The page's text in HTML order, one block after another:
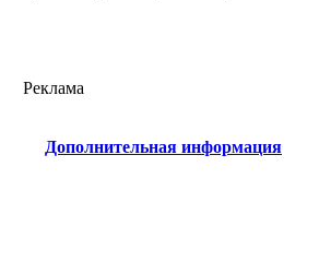
Реклама
Дополнительная информация